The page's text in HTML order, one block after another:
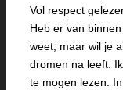
Vol respect
Heb er van
weet, maar wil je
dromen na leeft.
te mogen lezen.